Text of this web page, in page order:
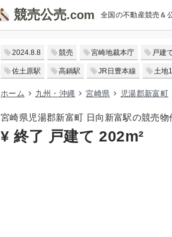
競売公売 全国の不動産競売＆
2024.8.8 競売 宮崎地裁本庁 戸建
佐土原駅 高鍋駅 JR日豊本線 土地
ホーム 九州・沖縄 宮崎県 児湯郡新富町
宮崎県児湯郡新富町 日向新富駅の競売物
¥ 終了 戸建て 202m²